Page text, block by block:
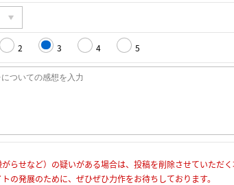
2 3 4 5
らせなど）の疑いがある場合は、投稿を削除させていただ
の発展のために、ぜひぜひ力作をお待ちしております。